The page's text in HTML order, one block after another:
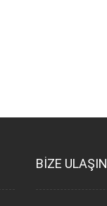
BİZE ULAŞIN